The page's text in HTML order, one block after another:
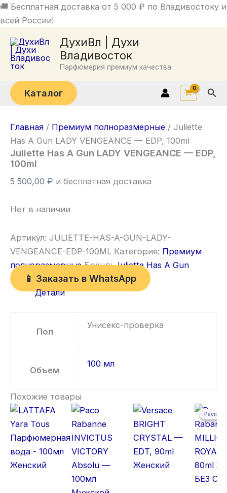
🚚 Бесплатная доставка от 5 000 ₽ по Владивостоку и
всей России!
Перейти
к
ДухиВл | Духи
Владивосток
Парфюмерия премиум качества
Каталог
Главная / Премиум полноразмерные / Juliette
Has A Gun LADY VENGEANCE — EDP, 100ml
Juliette Has A Gun LADY VENGEANCE — EDP,
100ml
5 500,00 ₽ и бесплатная доставка
Нет в наличии
Артикул: JULIETTE-HAS-A-GUN-LADY-
VENGEANCE-EDP-100ML Категория: Премиум
полноразмерные Бренд:Juliette Has A Gun
📱 Заказать в WhatsApp
Детали
Пол
Унисекс-проверка
Объем
100 мл
Похожие товары
Текущая